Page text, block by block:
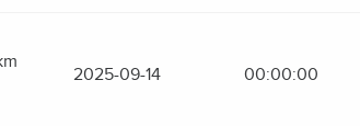
2025-09-14 00:00:00